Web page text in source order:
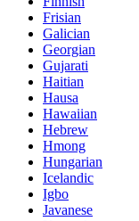
Frisian
Galician
Georgian
Gujarati
Haitian
Hausa
Hawaiian
Hebrew
Hmong
Hungarian
Icelandic
Igbo
Javanese